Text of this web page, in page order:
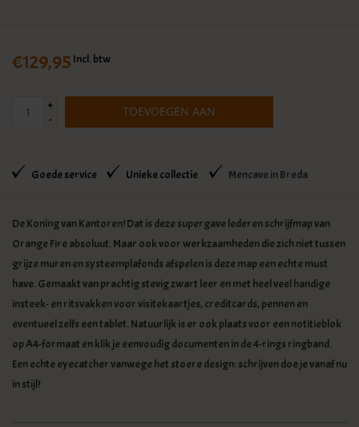
€129,95 Incl. btw
+
-
TOEVOEGEN AAN
Goede service Unieke collectie Mencave in Breda
De Koning van Kantoren! Dat is deze supergave lederen schrijfmap van
Orange Fire absoluut. Maar ook voor werkzaamheden die zich niet tussen
grijze muren en systeemplafonds afspelen is deze map een echte must
have. Gemaakt van prachtig stevig zwart leer en met heel veel handige
insteek- en ritsvakken voor visitekaartjes, creditcards, pennen en
eventueel zelfs een tablet. Natuurlijk is er ook plaats voor een notitieblok
op A4-formaat en klik je eenvoudig documenten in de 4-rings ringband.
Een echte eyecatcher vanwege het stoere design: schrijven doe je vanaf nu
in stijl!